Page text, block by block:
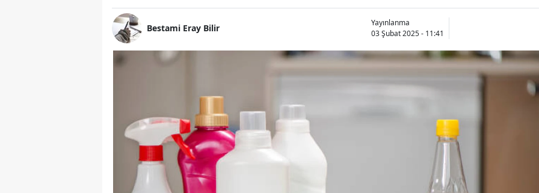
Balıkesir
Bestami Eray Bilir
Yayınlanma
03 Şubat 2025 - 11:41